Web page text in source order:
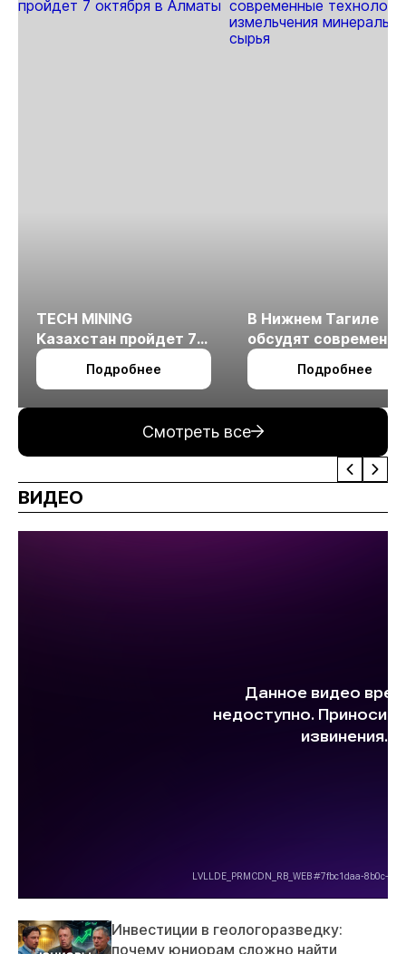
TECH MINING
Казахстан пройдет 7
октября в Алматы
Подробнее
В Нижнем Тагиле
обсудят
технологии
измельчения
Подробнее
Смотреть все
ВИДЕО
Инвестиции в геологоразведку:
почему юниорам сложно найти